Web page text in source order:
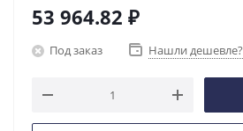
53 964.82 ₽
Под заказ Нашли дешевле?